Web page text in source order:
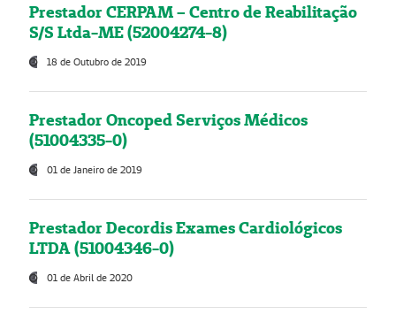
Prestador CERPAM – Centro de Reabilitação
S/S Ltda-ME (52004274-8)
18 de Outubro de 2019
Prestador Oncoped Serviços Médicos
(51004335-0)
01 de Janeiro de 2019
Prestador Decordis Exames Cardiológicos
LTDA (51004346-0)
01 de Abril de 2020